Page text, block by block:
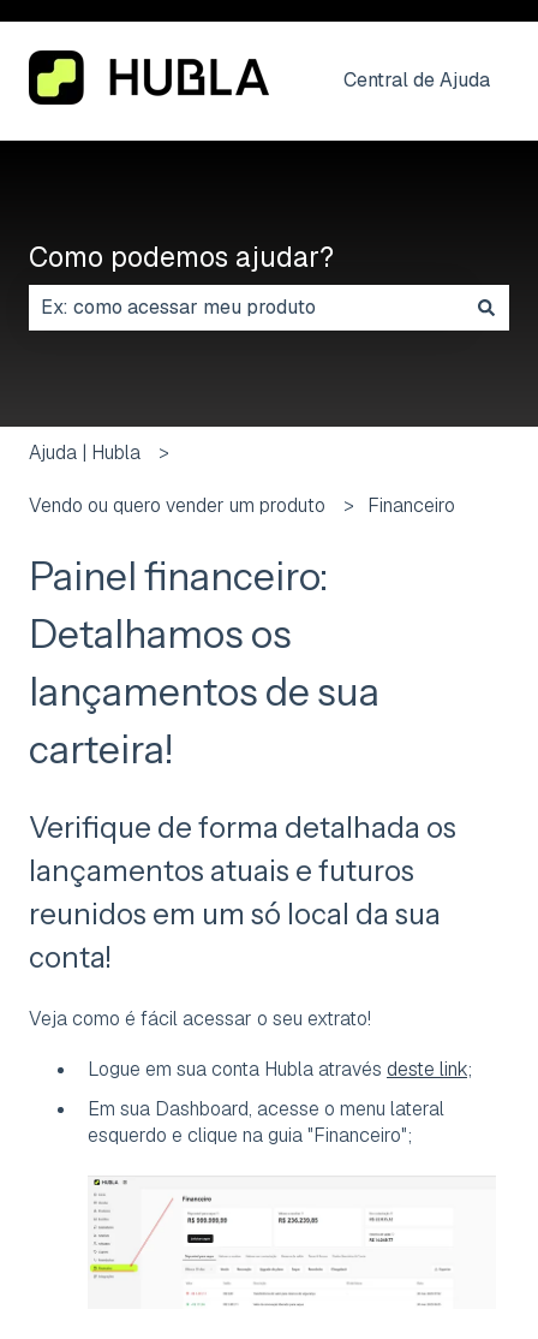
Central de Ajuda
Como podemos ajudar?
Ajuda | Hubla
Vendo ou quero vender um produto Financeiro
Painel financeiro:
Detalhamos os
lançamentos de sua
carteira!
Verifique de forma detalhada os
lançamentos atuais e futuros
reunidos em um só local da sua
conta!
Veja como é fácil acessar o seu extrato!
Logue em sua conta Hubla através deste link;
Em sua Dashboard, acesse o menu lateral
esquerdo e clique na guia "Financeiro";